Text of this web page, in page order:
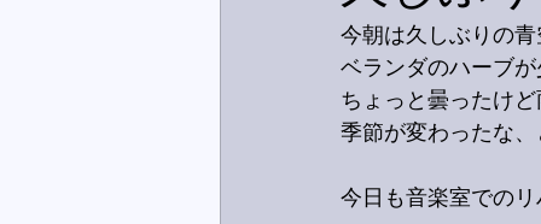
今朝は久しぶりの
ベランダのハーブ
ちょっと曇ったけ
季節が変わったな
今日も音楽室での